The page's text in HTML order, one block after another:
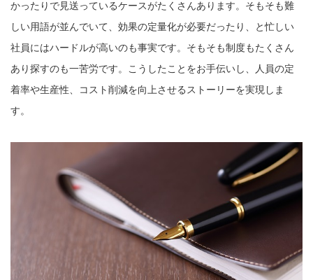
かったりで見送っているケースがたくさんあります。そもそも難
しい用語が並んでいて、効果の定量化が必要だったり、と忙しい
社員にはハードルが高いのも事実です。そもそも制度もたくさん
あり探すのも一苦労です。こうしたことをお手伝いし、人員の定
着率や生産性、コスト削減を向上させるストーリーを実現しま
す。